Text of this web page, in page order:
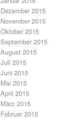
Dezember 2015
November 2015
Oktober 2015
September 2015
August 2015
Juli 2015
Juni 2015
Mai 2015
April 2015
März 2015
Februar 2015